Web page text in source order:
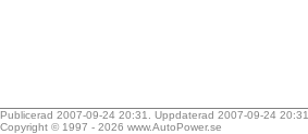
Publicerad 2007-09-24 20:31. Uppdaterad 2007-09-24 20:31.
Copyright © 1997 - 2026 www.AutoPower.se